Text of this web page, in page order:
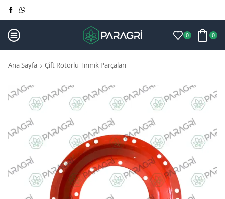
0 0
Ana Sayfa Çift Rotorlu Tırmık Parçaları